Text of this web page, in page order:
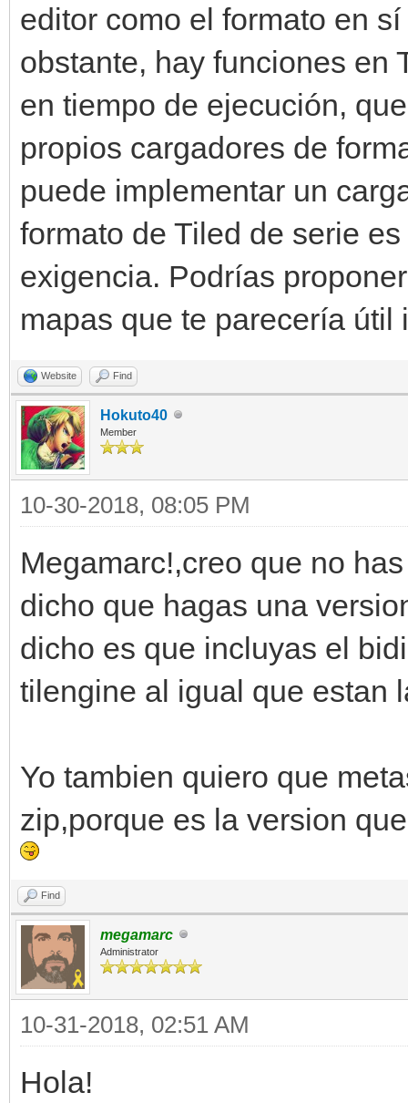
editor como el formato en
obstante, hay funciones en
en tiempo de ejecución,
propios cargadores de
puede implementar un
formato de Tiled de serie
exigencia. Podrías
mapas que te parecería útil
Website Find
Hokuto40
Member
10-30-2018, 08:05 PM
Megamarc!,creo que no
dicho que hagas una
dicho es que incluyas el
tilengine al igual que estan
Yo tambien quiero que
zip,porque es la version
Find
megamarc
Administrator
10-31-2018, 02:51 AM
Hola!